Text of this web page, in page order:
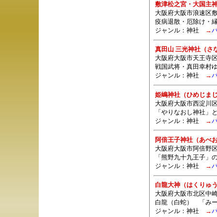
敷津松之宮・大国主
大阪府大阪市浪速区
疫病退散・厄除け・
ジャンル： 神社 →
真田山 三光神社（さ
大阪府大阪市天王寺
戦国武将・真田幸村
ジャンル： 神社 →
姫嶋神社（ひめじま
大阪府大阪市西淀川
「やりなおし神社」
ジャンル： 神社 →
阿倍王子神社（あべ
大阪府大阪市阿倍野
「熊野九十九王子」
ジャンル： 神社 →
白龍大神（はくりゅ
大阪府大阪市北区中
白龍（白蛇） 「み
ジャンル： 神社 →